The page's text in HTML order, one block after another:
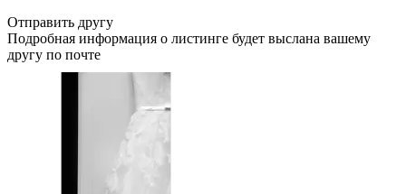
Отправить другу
Подробная информация о листинге будет выслана вашему
другу по почте